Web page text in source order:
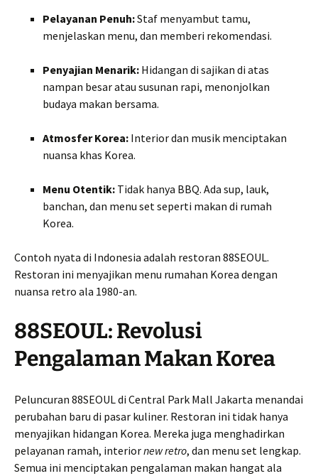
Pelayanan Penuh:Staf menyambut tamu,
menjelaskan menu, dan memberi rekomendasi.
Penyajian Menarik: Hidangan di sajikan di atas
nampan besar atau susunan rapi, menonjolkan
budaya makan bersama.
Atmosfer Korea: Interior dan musik menciptakan
nuansa khas Korea.
Menu Otentik: Tidak hanya BBQ. Ada sup, lauk,
banchan, dan menu set seperti makan di rumah
Korea.
Contoh nyata di Indonesia adalah restoran 88SEOUL.
Restoran ini menyajikan menu rumahan Korea dengan
nuansa retro ala 1980-an.
88SEOUL: Revolusi
Pengalaman Makan Korea
Peluncuran 88SEOUL di Central Park Mall Jakarta menandai
perubahan baru di pasar kuliner. Restoran ini tidak hanya
menyajikan hidangan Korea. Mereka juga menghadirkan
pelayanan ramah, interiornew retro, dan menu set lengkap.
Semua ini menciptakan pengalaman makan hangat ala